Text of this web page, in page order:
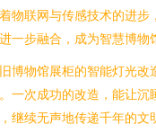
物联网与传感技术的进步
一步融合，成为智慧博物
博物馆展柜的智能灯光改
一次成功的改造，能让沉
继续无声地传递千年的文